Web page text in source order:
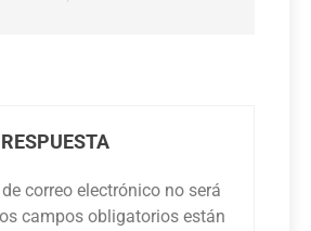
correo electrónico no será
campos obligatorios están